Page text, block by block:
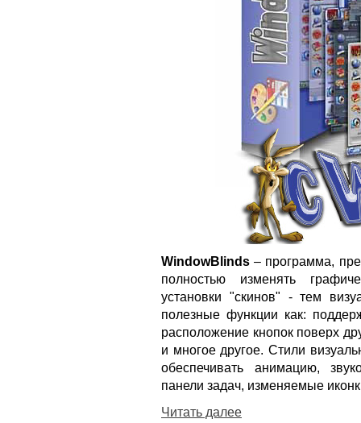
WindowBlinds – программа,
полностью изменять
установки "скинов" - тем
полезные функции как:
расположение кнопок поверх
и многое другое. Стили
обеспечивать анимацию,
панели задач, изменяемые
Читать далее